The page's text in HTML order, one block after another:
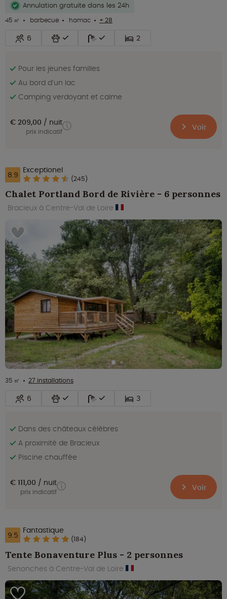
Annulation gratuite dans les 24h
45 ㎡
barbecue hamac + 28
6 2
Pour les jeunes familles
Au bord d’un lac
Camping verdoyant et calme
€ 209,00 nuit
prix indicatif Voir
8.9 Exceptionel
(245)
Chalet Portland Bord de Rivière - 6 personnes
Bracieux à Centre-Val de Loire
35 ㎡ 27 installations
6 3
Dans des châteaux célèbres
A proximité de Bracieux
Piscine chauffée
€ 111,00 nuit
prix indicatif Voir
9.5 Fantastique
(184)
Tente Bonaventure Plus - 2 personnes
Senonches à Centre-Val de Loire